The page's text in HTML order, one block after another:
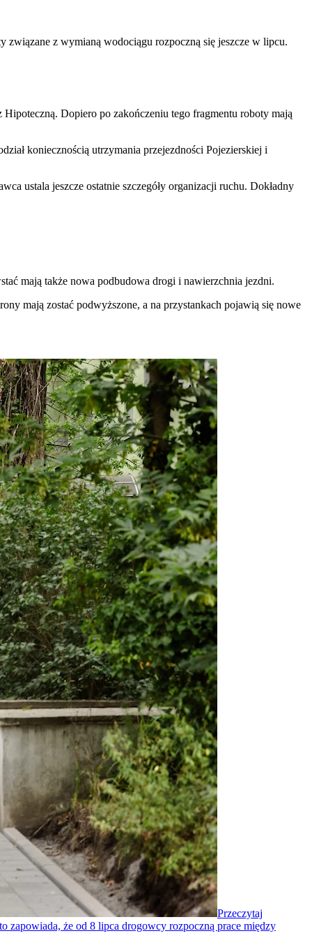
z wymianą wodociągu rozpoczną się jeszcze w lipcu.
Dopiero po zakończeniu tego fragmentu roboty mają
koniecznością utrzymania przejezdności Pojezierskiej i
ustala jeszcze ostatnie szczegóły organizacji ruchu. Dokładny
mają także nowa podbudowa drogi i nawierzchnia jezdni.
mają zostać podwyższone, a na przystankach pojawią się nowe
Przeczytaj
zapowiada, że od 8 lipca drogowcy rozpoczną prace między